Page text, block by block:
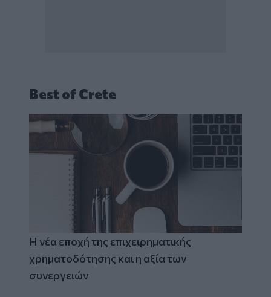
Best of Crete
Η νέα εποχή της επιχειρηματικής
χρηματοδότησης και η αξία των
συνεργειών